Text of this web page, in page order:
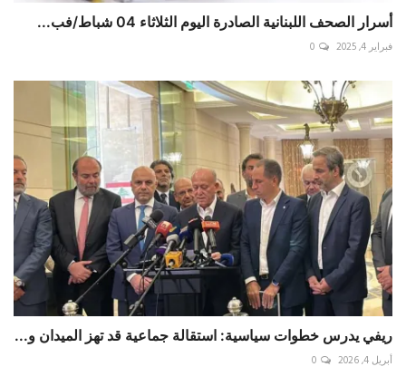
أسرار الصحف اللبنانية الصادرة اليوم الثلاثاء 04 شباط/فب...
فبراير 4, 2025 0
ريفي يدرس خطوات سياسية: استقالة جماعية قد تهز الميدان و...
أبريل 4, 2026 0